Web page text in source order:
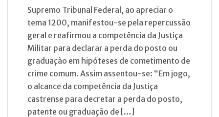
Supremo Tribunal Federal, ao apreciar o
tema 1200, manifestou-se pela repercussão
geral e reafirmou a competência da Justiça
Militar para declarar a perda do posto ou
graduação em hipóteses de cometimento de
crime comum. Assim assentou-se: “Em jogo,
o alcance da competência da Justiça
castrense para decretar a perda do posto,
patente ou graduação de […]